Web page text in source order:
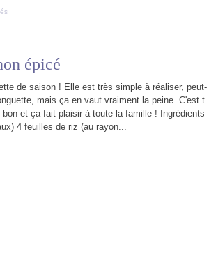
épicé
de saison ! Elle est très simple à réaliser, peut-
mais ça en vaut vraiment la peine. C'est t
et ça fait plaisir à toute la famille ! Ingrédients
4 feuilles de riz (au rayon...